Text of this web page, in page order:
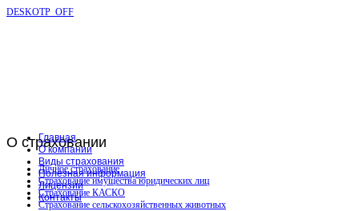
DESKOTP_OFF
О страховании
Личное страхование
Страхование имущества юридических лиц
Страхование КАСКО
Страхование сельскохозяйственных животных
Главная
О компании
Виды страхования
Полезная информация
Лицензии
Контакты